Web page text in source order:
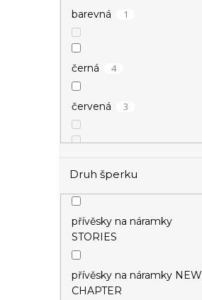
barevná 1
černá 4
červená 3
modrá 2
oranžová
růžová 8
Druh šperku
přívěsky na náramky
STORIES
přívěsky na náramky NEW
CHAPTER